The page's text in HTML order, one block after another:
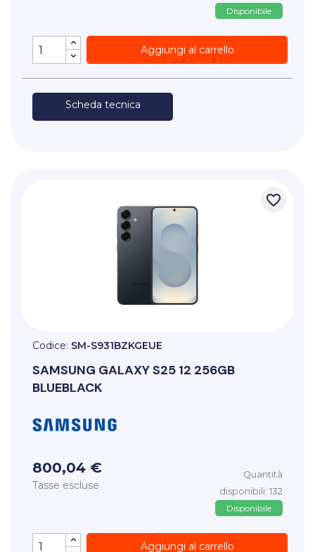
Disponibile
Aggiungi al carrello
Scheda tecnica
favorite_border
Codice: SM-S931BZKGEUE
SAMSUNG GALAXY S25 12 256GB
BLUEBLACK
800,04 €
Tasse escluse
Quantità
disponibili: 132
Disponibile
Aggiungi al carrello